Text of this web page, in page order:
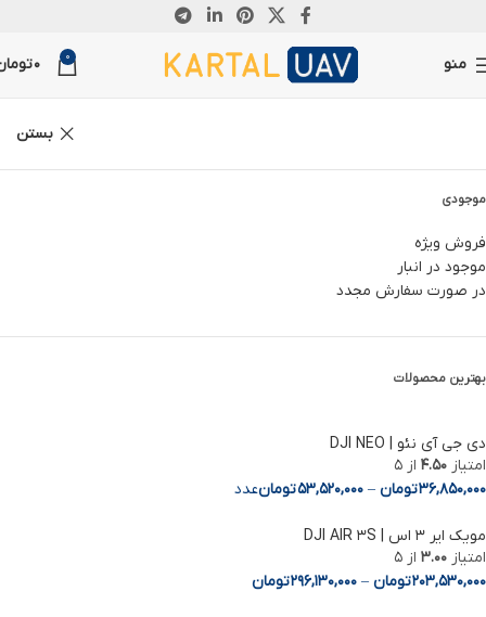
منو 0
0
بستن
موجودی
فروش ویژه
موجود در انبار
در صورت سفارش مجدد
بهترین محصولات
دی جی آی نئو | DJI NEO
امتیاز 4.50 از 5
36,850,000تومان –
53,520,000تومانعدد
مویک ایر 3 اس | DJI AIR 3S
امتیاز 3.00 از 5
203,530,000تومان –
296,130,000تومان